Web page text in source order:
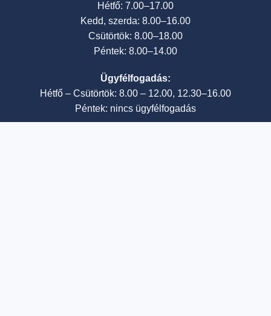
Hétfő: 7.00–17.00
Kedd, szerda: 8.00–16.00
Csütörtök: 8.00–18.00
Péntek: 8.00–14.00
Ügyfélfogadás:
Hétfő – Csütörtök: 8.00 – 12.00, 12.30–16.00
Péntek: nincs ügyfélfogadás